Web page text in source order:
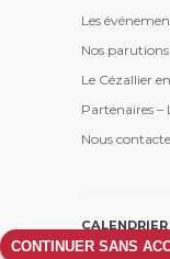
Les
Nos parutions
Le Cézallier
Partenaires –
Nous
CONTINUER SANS